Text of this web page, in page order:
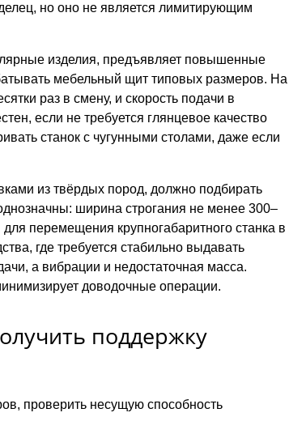
но оно не является лимитирующим
изделия, предъявляет повышенные
мебельный щит типовых размеров. На
раз в смену, и скорость подачи в
если не требуется глянцевое качество
станок с чугунными столами, даже если
из твёрдых пород, должно подбирать
ширина строгания не менее 300–
перемещения крупногабаритного станка в
где требуется стабильно выдавать
а вибрации и недостаточная масса.
доводочные операции.
поддержку
проверить несущую способность